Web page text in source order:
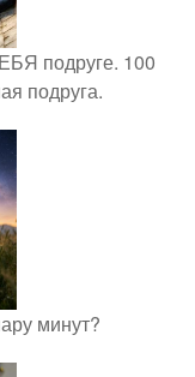
подруге. 100
подруга.
минут?